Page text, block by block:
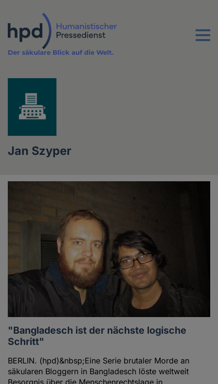
Inhalt
Menu
Der säkulare Blick auf die Welt.
Jan Szyper
Autoren
"Bangladesch ist der nächste logische
Schritt"
BERLIN. (hpd)&nbsp;Eine Serie brutaler Morde an
säkularen Bloggern in Bangladesch löste weltweit
Besorgnis über die Menschenrechtslage in